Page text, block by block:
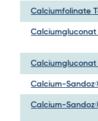
Calciumfolinate
Calciumgluconat
Calciumgluconat
Calcium-
Calcium-